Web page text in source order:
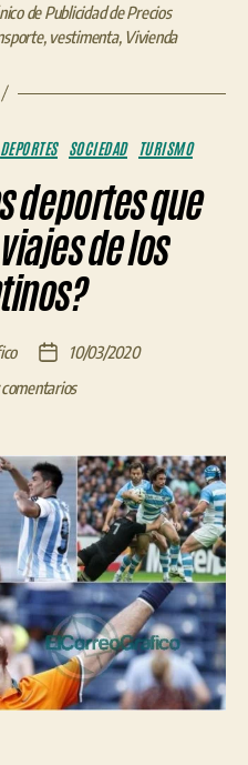
de Publicidad de Precios
, vestimenta, Vivienda
Categorías
DEPORTES SOCIEDAD TURISMO
deportes que
de los
Fecha
de
10/03/2020
en
los
deportes
que
motivan
los
viajes
de
los
argentinos?